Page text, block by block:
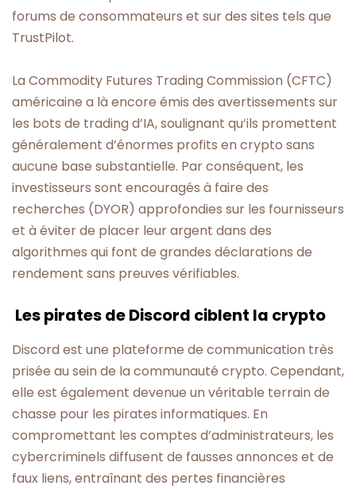
forums de consommateurs et sur des sites tels que
TrustPilot.
La Commodity Futures Trading Commission (CFTC)
américaine a là encore émis des avertissements sur
les bots de trading d’IA, soulignant qu’ils promettent
généralement d’énormes profits en crypto sans
aucune base substantielle. Par conséquent, les
investisseurs sont encouragés à faire des
recherches (DYOR) approfondies sur les fournisseurs
et à éviter de placer leur argent dans des
algorithmes qui font de grandes déclarations de
rendement sans preuves vérifiables.
Les pirates de Discord ciblent la crypto
Discord est une plateforme de communication très
prisée au sein de la communauté crypto. Cependant,
elle est également devenue un véritable terrain de
chasse pour les pirates informatiques. En
compromettant les comptes d’administrateurs, les
cybercriminels diffusent de fausses annonces et de
faux liens, entraînant des pertes financières